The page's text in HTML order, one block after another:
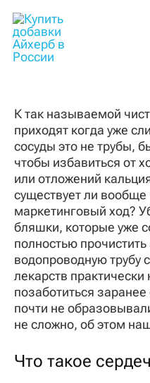
содержимому
К так называемой
приходят когда уже
сосуды это не трубы,
чтобы избавиться от
или отложений
существует ли вообще
маркетинговый ход?
бляшки, которые уже
полностью
водопроводную трубу
лекарств
позаботиться
почти не
не сложно, об этом
Что такое